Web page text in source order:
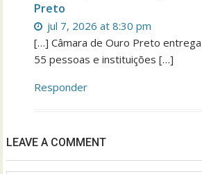
Preto
jul 7, 2026 at 8:30 pm
[…] Câmara de Ouro Preto
55 pessoas e instituições […]
Responder
LEAVE A COMMENT